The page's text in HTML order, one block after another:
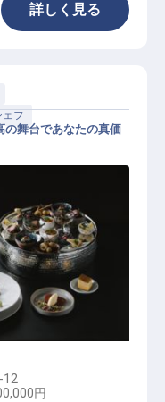
詳しく見る
フ
の舞台であなたの真価
12
円